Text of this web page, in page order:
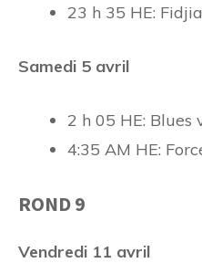
23 h 35 HE:
Samedi 5 avril
2 h 05 HE: Blues
4:35 AM HE:
ROND 9
Vendredi 11 avril